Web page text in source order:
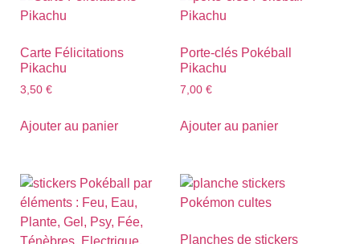
Carte Félicitations
Pikachu
3,50 €
Ajouter au panier
Porte-clés Pokéball
Pikachu
7,00 €
Ajouter au panier
Planches de stickers